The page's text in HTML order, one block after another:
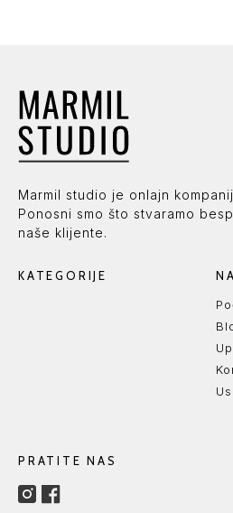
Marmil studio je onlajn
Ponosni smo što stvaramo
naše klijente.
KATEGORIJE
PRATITE NAS